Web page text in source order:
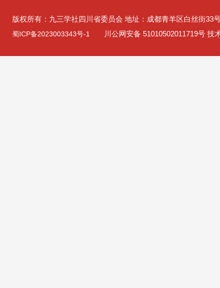
版权所有：九三学社四川省委员会 地址：成都青羊区白丝街33
蜀ICP备2023003343号-1 川公网安备 51010502011719号 技